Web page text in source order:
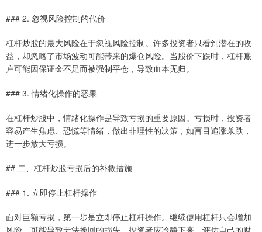
### 2. 忽视风险控制的代价
杠杆炒股的最大风险在于忽视风险控制。许多投资者只看到潜在的收
益，却忽略了市场波动可能带来的爆仓风险。当股价下跌时，杠杆账
户可能因保证金不足而被强制平仓，导致血本无归。
### 3. 情绪化操作的恶果
在杠杆炒股中，情绪化操作是导致亏损的重要原因。亏损时，投资者
容易产生焦虑、恐慌等情绪，做出非理性的决策，如盲目追涨杀跌，
进一步放大亏损。
## 二、杠杆炒股亏损后的补救措施
### 1. 立即停止杠杆操作
面对巨额亏损，第一步是立即停止杠杆操作。继续使用杠杆只会增加
风险，可能导致无法挽回的损失。投资者应冷静下来，评估自己的财